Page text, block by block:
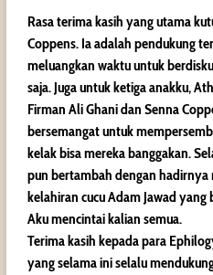
Rasa terima kasih yang utama
Coppens. Ia adalah pendukung
meluangkan waktu untuk
saja. Juga untuk ketiga anakku,
Firman Ali Ghani dan Senna
bersemangat untuk
kelak bisa mereka banggakan.
pun bertambah dengan hadirnya
kelahiran cucu Adam Jawad
Aku mencintai kalian semua.
Terima kasih kepada para
yang selama ini selalu